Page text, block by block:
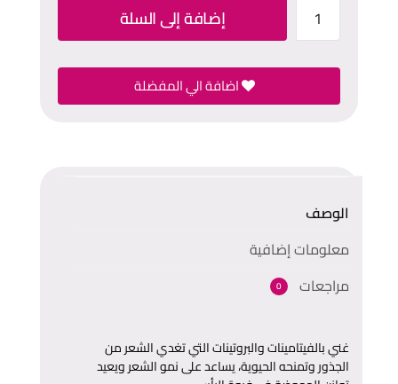
إضافة إلى السلة
اضافة الي المفضلة
الوصف
معلومات إضافية
مراجعات
0
غني بالفيتامينات والبروتينات التي تغدي الشعر من
الجذور وتمنحه الحيوية، يساعد على نمو الشعر ويعيد